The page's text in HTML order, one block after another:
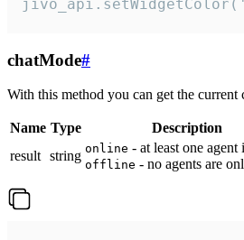
chatMode#
With this method you can get the current
Name Type
Description
result string online - at least one agent
offline - no agents are